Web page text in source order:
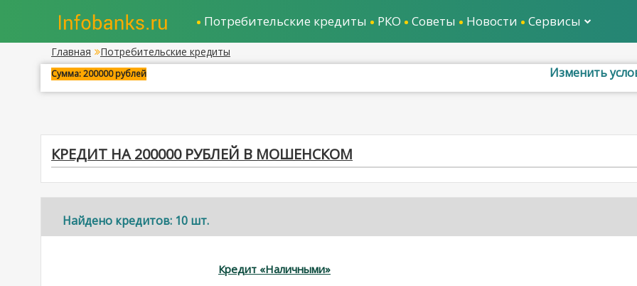
Потребительские кредиты РКО Советы Новости Сервисы
Главная Потребительские кредиты
КРЕДИТ НА 200000 РУБЛЕЙ В МОШЕНСКОМ
Сумма: 200000 рублей Изменить
Найдено кредитов: 10 шт.
Кредит «Наличными»